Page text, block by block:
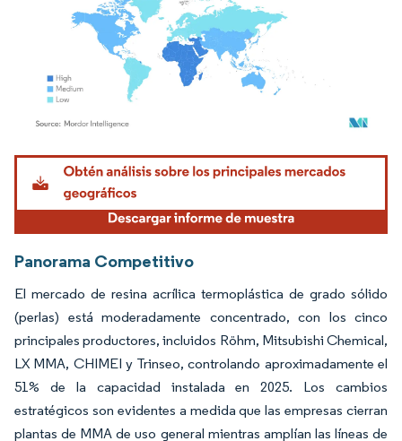
Imagen © Mordor Intelligence. El uso requiere atribución según CC BY 4.0.
Panorama Competitivo
El mercado de resina acrílica termoplástica de grado sólido
(perlas) está moderadamente concentrado, con los cinco
principales productores, incluidos Röhm, Mitsubishi Chemical,
LX MMA, CHIMEI y Trinseo, controlando aproximadamente el
51% de la capacidad instalada en 2025. Los cambios
estratégicos son evidentes a medida que las empresas cierran
plantas de MMA de uso general mientras amplían las líneas de